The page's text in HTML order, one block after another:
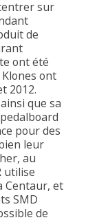
sur
de
ont été
ont
2012.
que sa
pour des
leur
au
utilise
Centaur, et
SMD
de